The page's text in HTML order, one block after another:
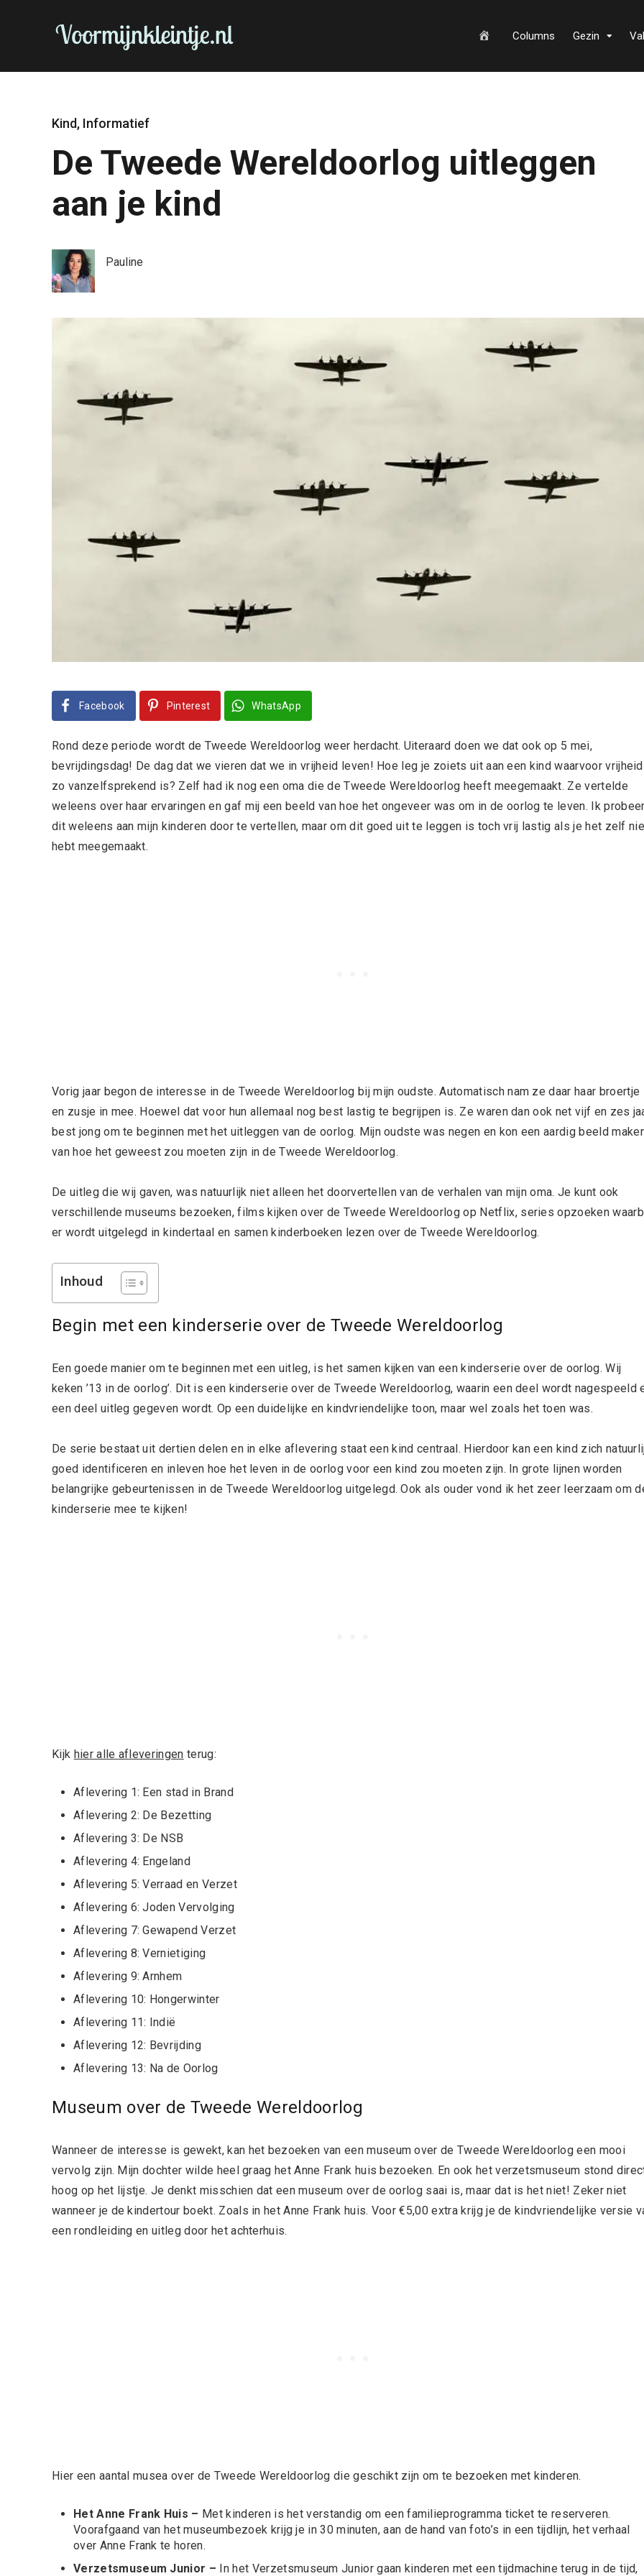
m
Columns Gezin
Kind, Informatief
De Tweede Wereldoorlog uitleggen
aan je kind
Pauline
Facebook Pinterest WhatsApp
Rond deze periode wordt de Tweede Wereldoorlog weer herdacht. Uiteraard doen we dat ook op 5 mei,
bevrijdingsdag! De dag dat we vieren dat we in vrijheid leven! Hoe leg je zoiets uit aan een kind waarvoor vrijheid
zo vanzelfsprekend is? Zelf had ik nog een oma die de Tweede Wereldoorlog heeft meegemaakt. Ze vertelde
weleens over haar ervaringen en gaf mij een beeld van hoe het ongeveer was om in de oorlog te leven. Ik
dit weleens aan mijn kinderen door te vertellen, maar om dit goed uit te leggen is toch vrij lastig als je het zelf
hebt meegemaakt.
Vorig jaar begon de interesse in de Tweede Wereldoorlog bij mijn oudste. Automatisch nam ze daar haar broertje
en zusje in mee. Hoewel dat voor hun allemaal nog best lastig te begrijpen is. Ze waren dan ook net vijf en zes
best jong om te beginnen met het uitleggen van de oorlog. Mijn oudste was negen en kon een aardig beeld
van hoe het geweest zou moeten zijn in de Tweede Wereldoorlog.
De uitleg die wij gaven, was natuurlijk niet alleen het doorvertellen van de verhalen van mijn oma. Je kunt ook
verschillende museums bezoeken, films kijken over de Tweede Wereldoorlog op Netflix, series opzoeken
er wordt uitgelegd in kindertaal en samen kinderboeken lezen over de Tweede Wereldoorlog.
Inhoud
Begin met een kinderserie over de Tweede Wereldoorlog
Een goede manier om te beginnen met een uitleg, is het samen kijken van een kinderserie over de oorlog. Wij
keken ’13 in de oorlog’. Dit is een kinderserie over de Tweede Wereldoorlog, waarin een deel wordt nagespeeld
een deel uitleg gegeven wordt. Op een duidelijke en kindvriendelijke toon, maar wel zoals het toen was.
De serie bestaat uit dertien delen en in elke aflevering staat een kind centraal. Hierdoor kan een kind zich
goed identificeren en inleven hoe het leven in de oorlog voor een kind zou moeten zijn. In grote lijnen worden
belangrijke gebeurtenissen in de Tweede Wereldoorlog uitgelegd. Ook als ouder vond ik het zeer leerzaam om
kinderserie mee te kijken!
Kijk hier alle afleveringen terug:
Aflevering 1: Een stad in Brand
Aflevering 2: De Bezetting
Aflevering 3: De NSB
Aflevering 4: Engeland
Aflevering 5: Verraad en Verzet
Aflevering 6: Joden Vervolging
Aflevering 7: Gewapend Verzet
Aflevering 8: Vernietiging
Aflevering 9: Arnhem
Aflevering 10: Hongerwinter
Aflevering 11: Indië
Aflevering 12: Bevrijding
Aflevering 13: Na de Oorlog
Museum over de Tweede Wereldoorlog
Wanneer de interesse is gewekt, kan het bezoeken van een museum over de Tweede Wereldoorlog een mooi
vervolg zijn. Mijn dochter wilde heel graag het Anne Frank huis bezoeken. En ook het verzetsmuseum stond
hoog op het lijstje. Je denkt misschien dat een museum over de oorlog saai is, maar dat is het niet! Zeker niet
wanneer je de kindertour boekt. Zoals in het Anne Frank huis. Voor €5,00 extra krijg je de kindvriendelijke versie
een rondleiding en uitleg door het achterhuis.
Hier een aantal musea over de Tweede Wereldoorlog die geschikt zijn om te bezoeken met kinderen.
Het Anne Frank Huis – Met kinderen is het verstandig om eenfamilieprogramma ticket te reserveren.
Voorafgaand van het museumbezoek krijg je in 30 minuten, aan de hand van foto’s in een tijdlijn, het verhaal
over Anne Frank te horen.
Verzetsmuseum Junior – In het Verzetsmuseum Junior gaan kinderen met een tijdmachine terug in de tijd,